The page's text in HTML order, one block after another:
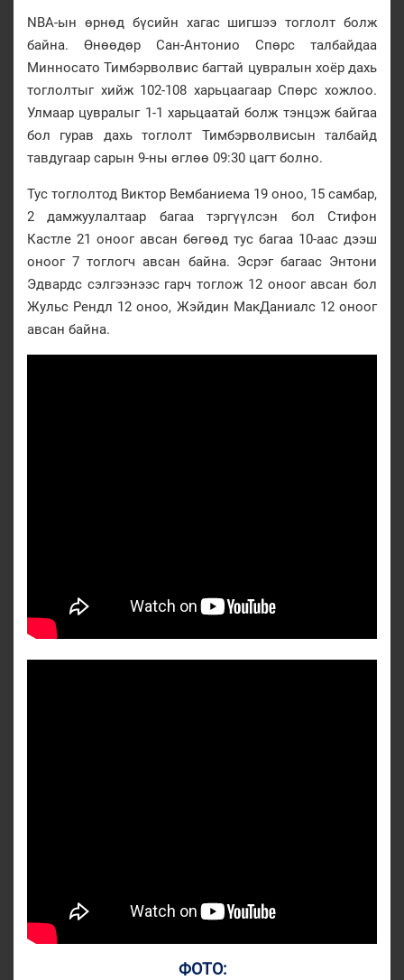
NBA-ын өрнөд бүсийн хагас шигшээ тоглолт болж
байна. Өнөөдөр Сан-Антонио Спөрс талбайдаа
Минносато Тимбэрволвис багтай цувралын хоёр дахь
тоглолтыг хийж 102-108 харьцаагаар Спөрс хожлоо.
Улмаар цувралыг 1-1 харьцаатай болж тэнцэж байгаа
бол гурав дахь тоглолт Тимбэрволвисын талбайд
тавдугаар сарын 9-ны өглөө 09:30 цагт болно.
Тус тоглолтод Виктор Вембаниема 19 оноо, 15 самбар,
2 дамжуулалтаар багаа тэргүүлсэн бол Стифон
Кастле 21 оноог авсан бөгөөд тус багаа 10-аас дээш
оноог 7 тоглогч авсан байна. Эсрэг багаас Энтони
Эдвардс сэлгээнээс гарч тоглож 12 оноог авсан бол
Жульс Рендл 12 оноо, Жэйдин МакДаниалс 12 оноог
авсан байна.
ФОТО: